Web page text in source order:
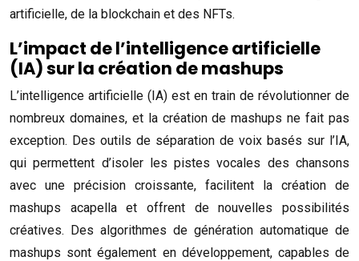
artificielle, de la blockchain et des NFTs.
L’impact de l’intelligence artificielle
(IA) sur la création de mashups
L’intelligence artificielle (IA) est en train de révolutionner de
nombreux domaines, et la création de mashups ne fait pas
exception. Des outils de séparation de voix basés sur l’IA,
qui permettent d’isoler les pistes vocales des chansons
avec une précision croissante, facilitent la création de
mashups acapella et offrent de nouvelles possibilités
créatives. Des algorithmes de génération automatique de
mashups sont également en développement, capables de